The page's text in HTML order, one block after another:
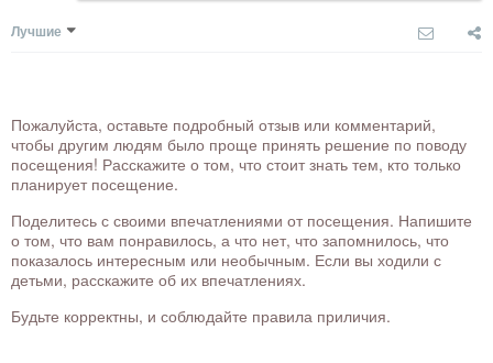
Лучшие
Пожалуйста, оставьте подробный отзыв или комментарий,
чтобы другим людям было проще принять решение по поводу
посещения! Расскажите о том, что стоит знать тем, кто только
планирует посещение.
Поделитесь с своими впечатлениями от посещения. Напишите
о том, что вам понравилось, а что нет, что запомнилось, что
показалось интересным или необычным. Если вы ходили с
детьми, расскажите об их впечатлениях.
Будьте корректны, и соблюдайте правила приличия.